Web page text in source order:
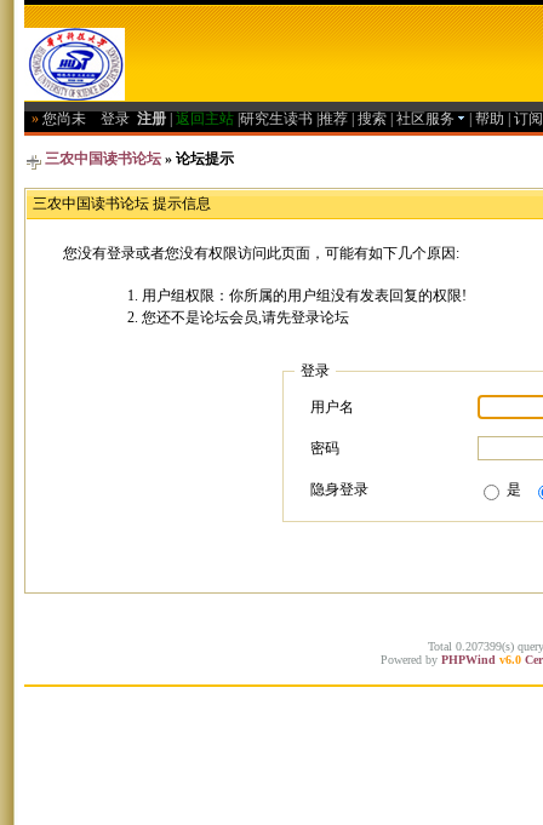
» 您尚未 登录 注册 返回主站 研究生读书 推荐 搜索 社区服务 帮助 订
三农中国读书论坛 » 论坛提示
三农中国读书论坛 提示信息
您没有登录或者您没有权限访问此页面，可能有如下几个原因:
用户组权限：你所属的用户组没有发表回复的权限!
您还不是论坛会员,请先登录论坛
登录
用户名
密码
隐身登录 是
Total 0.207399(s)
Powered by PHPWind v6.0